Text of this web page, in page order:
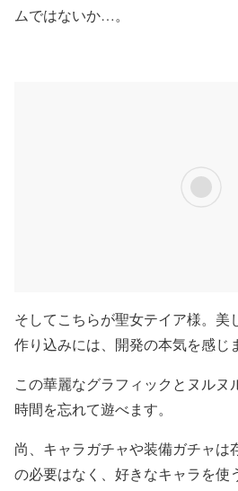
ムではないか…。
そしてこちらが聖女テイア様。
作り込みには、開発の本気を感じ
この華麗なグラフィックとヌルヌ
時間を忘れて遊べます。
尚、キャラガチャや装備ガチャは
の必要はなく、好きなキャラを使